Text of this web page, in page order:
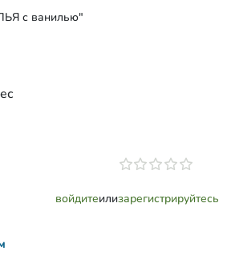
с ванилью"
войдитеилизарегистрируйтесь